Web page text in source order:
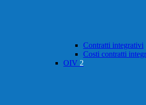
Contratti integrativi
Costi contratti
OIV 2